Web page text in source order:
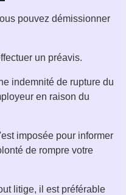
pouvez démissionner
un préavis.
indemnité de rupture du
en raison du
imposée pour informer
de rompre votre
litige, il est préférable